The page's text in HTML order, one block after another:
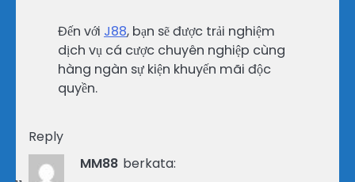
Đến với J88, bạn sẽ được trải nghiệm
dịch vụ cá cược chuyên nghiệp cùng
hàng ngàn sự kiện khuyến mãi độc
quyền.
Reply
MM88 berkata: